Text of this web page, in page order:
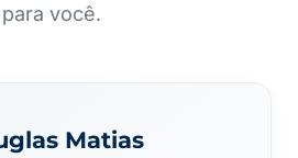
para você.
Matias